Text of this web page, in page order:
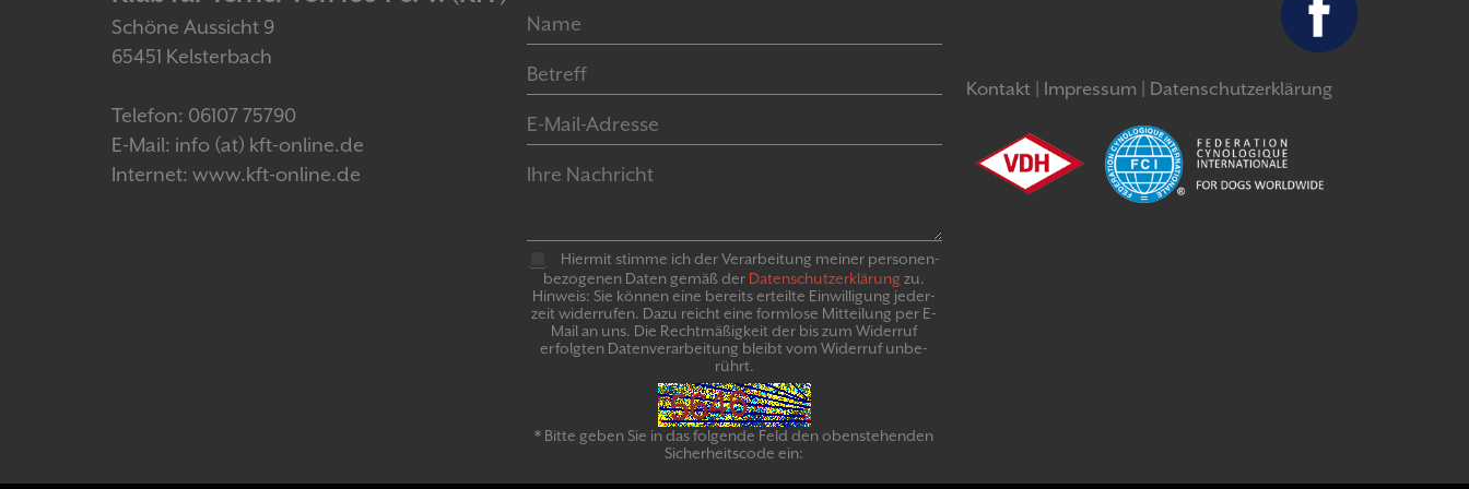
Schöne Aussicht 9
65451 Kelsterbach
Telefon: 06107 75790
E-Mail: info (at) kft-online.de
Internet: www.kft-online.de
Hiermit stimme ich der Verarbeitung meiner personen­
bezogenen Daten gemäß der Daten­schutz­er­klär­ung zu.
Hinweis: Sie können eine bereits erteilte Ein­willigung jeder­
zeit widerrufen. Dazu reicht eine formlose Mitteilung per E-
Mail an uns. Die Recht­mäßigkeit der bis zum Widerruf
erfolgten Daten­verarbeitung bleibt vom Wider­ruf un­be­
rührt.
* Bitte geben Sie in das folgende Feld den obenstehenden
Sicherheitscode ein:
Kontakt Impressum Datenschutzerklärung